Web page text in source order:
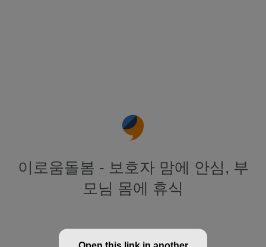
이로움돌봄 - 보호자 맘에 안심, 부
모님 몸에 휴식